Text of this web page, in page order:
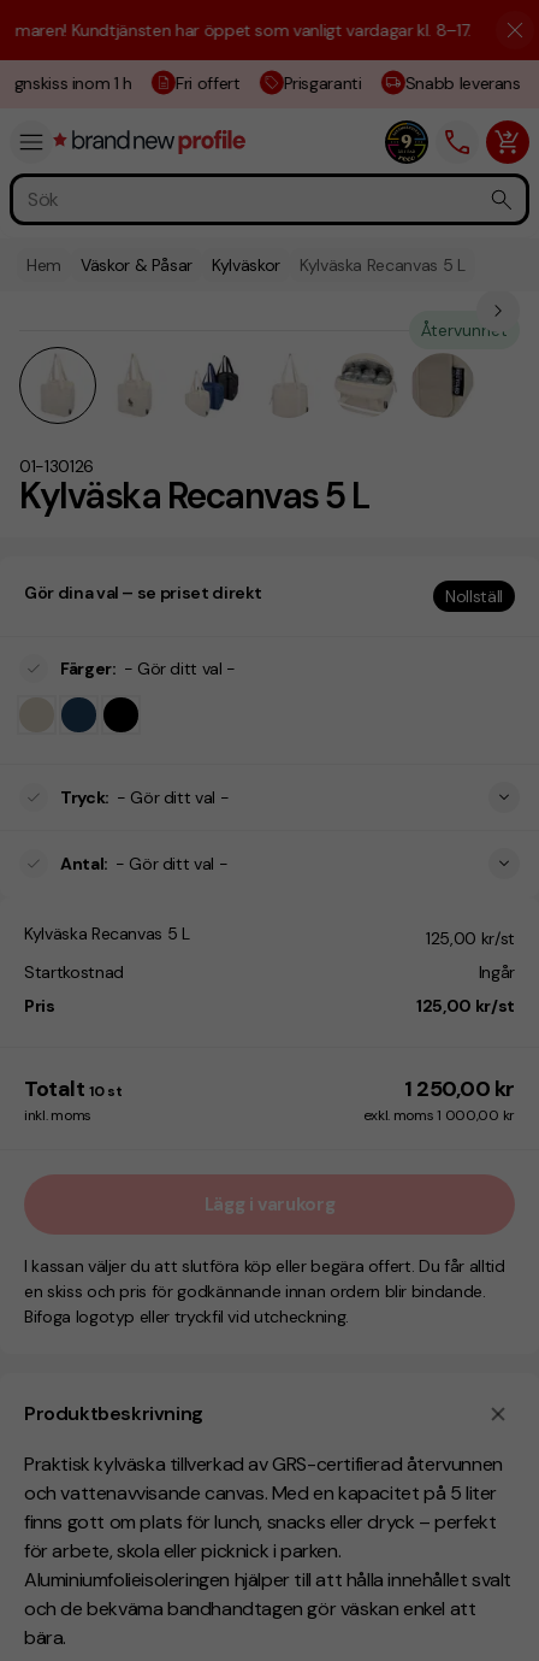
Kundtjänsten har öppet som vanligt vardagar kl. 8–17. ☀️ Vi är
inom 1 h Fri offert Prisgaranti Snabb leverans
Hem Väskor & Påsar Kylväskor Kylväska Recanvas 5 L
Kylväska Recanvas 5 L
01-130126
Återvunnet
Produktbeskrivning
Praktisk kylväska tillverkad av GRS-certifierad återvunnen
och vattenavvisande canvas. Med en kapacitet på 5 liter
finns gott om plats för lunch, snacks eller dryck – perfekt
för arbete, skola eller picknick i parken.
Aluminiumfolieisoleringen hjälper till att hålla innehållet svalt
och de bekväma bandhandtagen gör väskan enkel att
bära.
Gör dina val – se priset direkt Nollställ
Färger: - Gör ditt val -
Tryck: - Gör ditt val -
Antal: - Gör ditt val -
Kylväska Recanvas 5 L
125,00 kr/st
Startkostnad
Ingår
Pris
125,00 kr/st
Totalt 10 st 1 250,00 kr
inkl. moms exkl. moms 1 000,00 kr
Lägg i varukorg
I kassan väljer du att slutföra köp eller begära offert. Du får alltid
en skiss och pris för godkännande innan ordern blir bindande.
Bifoga logotyp eller tryckfil vid utcheckning.